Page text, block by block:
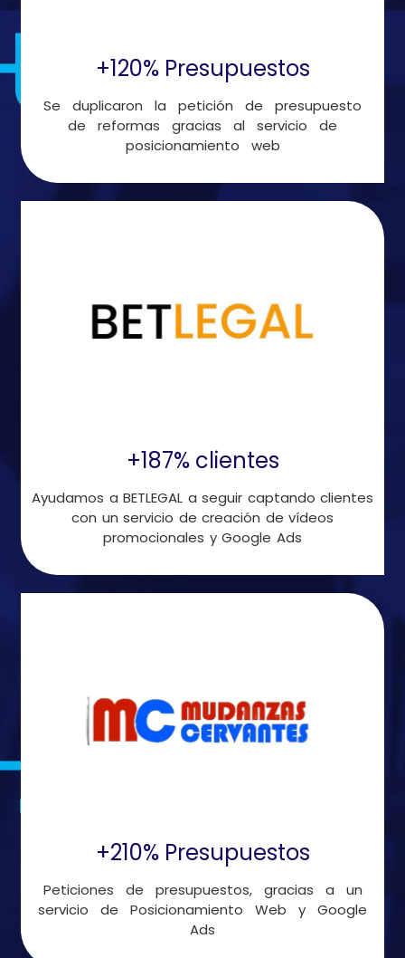
+120% Presupuestos
Se duplicaron la petición de presupuesto
de reformas gracias al servicio de
posicionamiento web
+187% clientes
Ayudamos a BETLEGAL a seguir captando clientes
con un servicio de creación de vídeos
promocionales y Google Ads
+210% Presupuestos
Peticiones de presupuestos, gracias a un
servicio de Posicionamiento Web y Google
Ads